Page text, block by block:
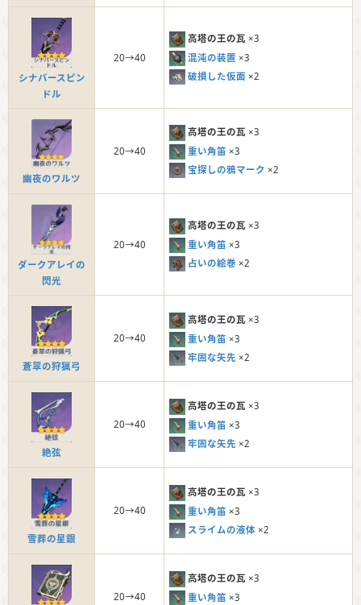
シナバースピン
ドル
20→40
高塔の王の瓦 ×3
混沌の装置 ×3
破損した仮面 ×2
幽夜のワルツ
20→40
高塔の王の瓦 ×3
重い角笛 ×3
宝探しの鴉マーク ×2
ダークアレイの
閃光
20→40
高塔の王の瓦 ×3
重い角笛 ×3
占いの絵巻 ×2
蒼翠の狩猟弓
20→40
高塔の王の瓦 ×3
重い角笛 ×3
牢固な矢先 ×2
絶弦
20→40
高塔の王の瓦 ×3
重い角笛 ×3
牢固な矢先 ×2
雪葬の星銀
20→40
高塔の王の瓦 ×3
重い角笛 ×3
スライムの液体 ×2
20→40
高塔の王の瓦 ×3
重い角笛 ×3